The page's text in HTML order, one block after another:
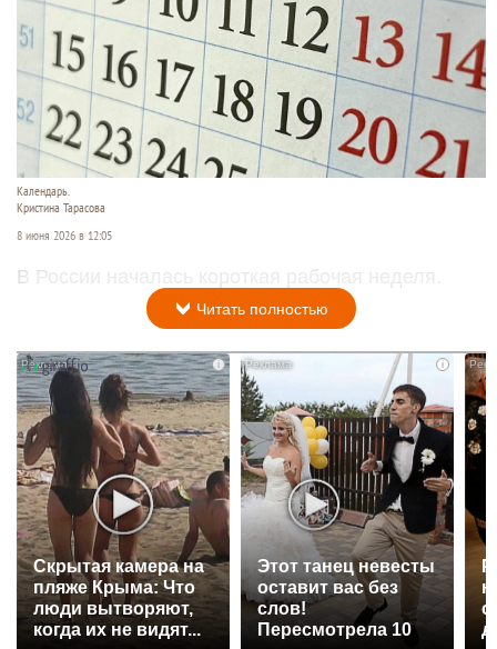
Календарь.
Кристина Тарасова
8 июня 2026 в 12:05
В России началась короткая рабочая неделя.
Читать полностью
i
Скрытая камера на
пляже Крыма: Что
люди вытворяют,
когда их не видят...
i
Этот танец невесты
оставит вас без
слов!
Пересмотрела 10